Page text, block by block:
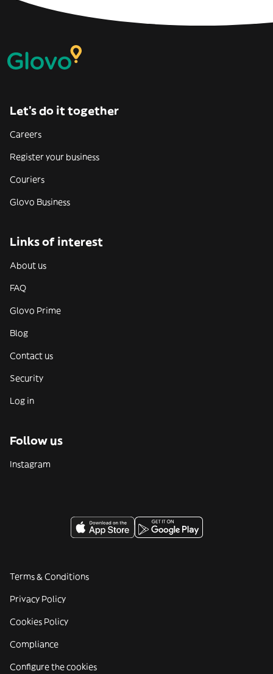
Let’s do it together
Careers
Register your business
Couriers
Glovo Business
Links of interest
About us
FAQ
Glovo Prime
Blog
Contact us
Security
Log in
Follow us
Instagram
Terms & Conditions
Privacy Policy
Cookies Policy
Compliance
Configure the cookies